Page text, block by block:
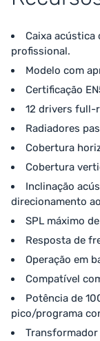
Caixa acústica
profissional.
Modelo com
Certificação
12 drivers full-
Radiadores
Cobertura
Cobertura
Inclinação
direcionamento
SPL máximo
Resposta de
Operação em
Compatível
Potência de
pico/programa